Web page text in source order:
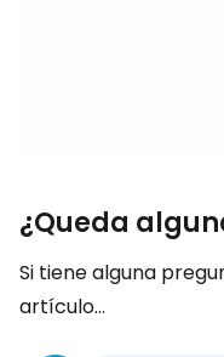
¿Queda
Si tiene alguna
artículo...